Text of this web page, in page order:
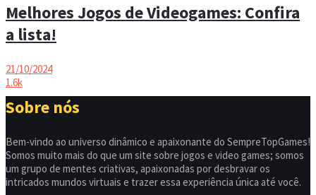
Melhores Jogos de Videogames: Confira
a lista!
21/10/2024
1.6k
Sobre nós
Bem-vindo ao universo dinâmico e apaixonante do SempreTopGames!
Somos muito mais do que um site sobre jogos e video games; somos
um grupo de mentes criativas, apaixonadas por desbravar os
intricados mundos virtuais e trazer essa experiência única até você.